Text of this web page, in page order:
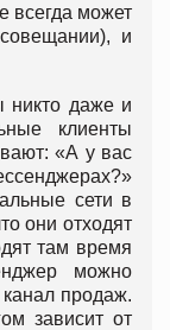
всегда может
и
никто даже и
клиенты
«А у вас
сети в
они отходят
там время
можно
продаж.
зависит от